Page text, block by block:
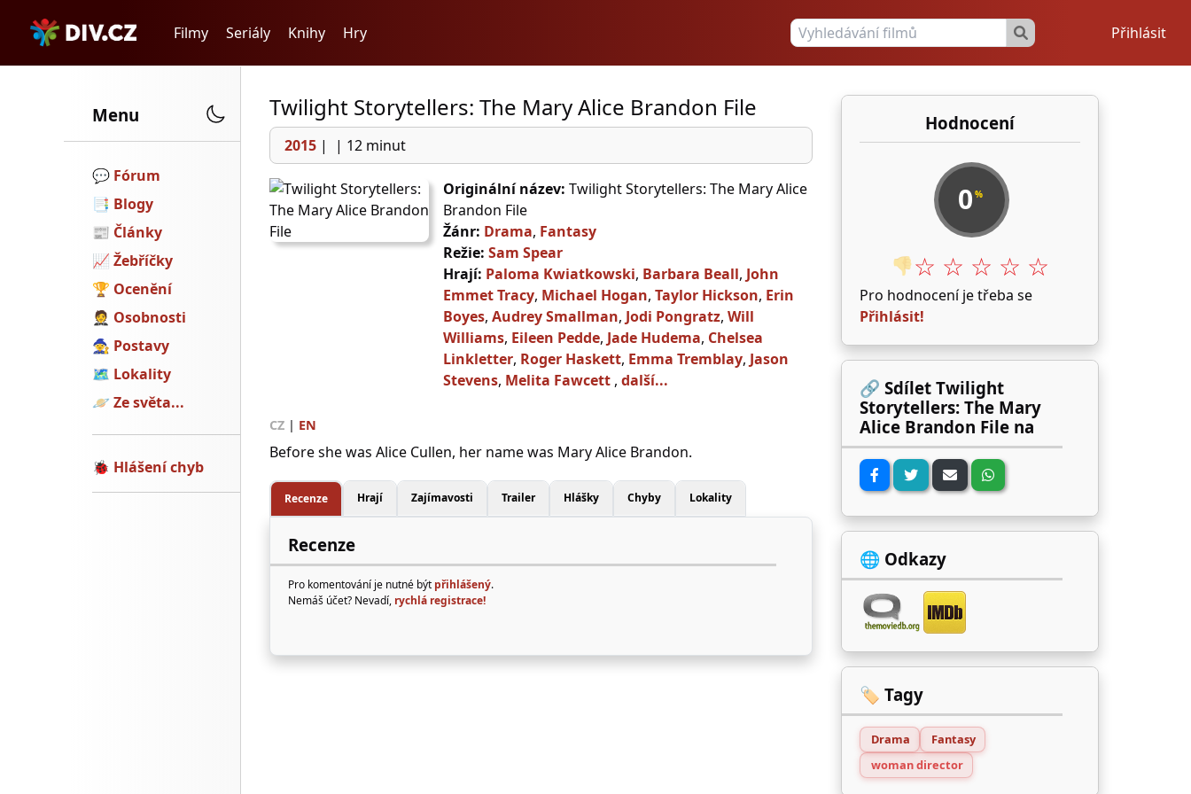
Filmy Seriály Knihy Hry Přihlásit
Menu
💬️ Fórum
📑 Blogy
📰 Články
📈 Žebříčky
🏆 Ocenění
🤵 Osobnosti
🧙 Postavy
🗺 Lokality
🪐 Ze světa...
🐞 Hlášení chyb
Twilight Storytellers: The Mary Alice Brandon File
2015 | | 12 minut
Originální název: Twilight Storytellers: The Mary Alice
Brandon File
Žánr: Drama, Fantasy
Režie: Sam Spear
Hrají: Paloma Kwiatkowski, Barbara Beall, John
Emmet Tracy, Michael Hogan, Taylor Hickson, Erin
Boyes, Audrey Smallman, Jodi Pongratz, Will
Williams, Eileen Pedde, Jade Hudema, Chelsea
Linkletter, Roger Haskett, Emma Tremblay, Jason
Stevens, Melita Fawcett , další...
CZ | EN
Before she was Alice Cullen, her name was Mary Alice Brandon.
Recenze Hrají Zajímavosti Trailer Hlášky Chyby Lokality
Recenze
Pro komentování je nutné být přihlášený.
Nemáš účet? Nevadí, rychlá registrace!
Hodnocení
0 %
👎☆ ☆ ☆ ☆ ☆
Pro hodnocení je třeba se
Přihlásit!
🔗 Sdílet Twilight
Storytellers: The Mary
Alice Brandon File na
🌐 Odkazy
🏷️ Tagy
Drama
Fantasy
woman director